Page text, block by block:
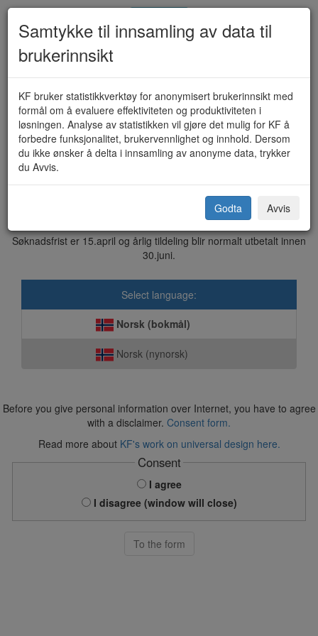
Søknad om tilskudd til
vedlikehold av private veier (KF-
547)
Aure kommune
Søknadsfrist er 15.april og årlig tildeling blir normalt utbetalt innen
30.juni.
Select language:
Norsk (bokmål)
Norsk (nynorsk)
Before you give personal information over Internet, you have to agree
with a disclaimer. Consent form.
Read more about KF's work on universal design here.
Consent
I agree
I disagree (window will close)
To the form
Samtykke til innsamling av data til
brukerinnsikt
KF bruker statistikkverktøy for anonymisert brukerinnsikt med
formål om å evaluere effektiviteten og produktiviteten i
løsningen. Analyse av statistikken vil gjøre det mulig for KF å
forbedre funksjonalitet, brukervennlighet og innhold. Dersom
du ikke ønsker å delta i innsamling av anonyme data, trykker
du Avvis.
Godta Avvis